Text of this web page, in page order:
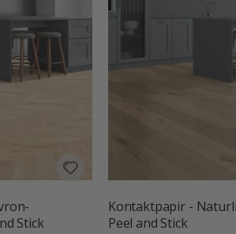
Stick
Kontaktpapir -
Peel and Stick